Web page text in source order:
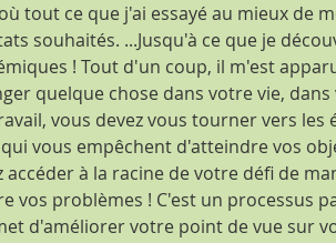
tout ce que j'ai essayé au mieux de
souhaités. ...Jusqu'à ce que je
! Tout d'un coup, il m'est
quelque chose dans votre vie,
vous devez vous tourner vers les
vous empêchent d'atteindre vos
accéder à la racine de votre défi de
vos problèmes ! C'est un processus
d'améliorer votre point de vue sur